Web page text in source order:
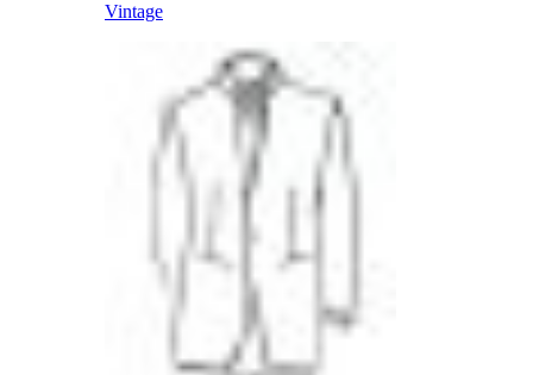
Vintage